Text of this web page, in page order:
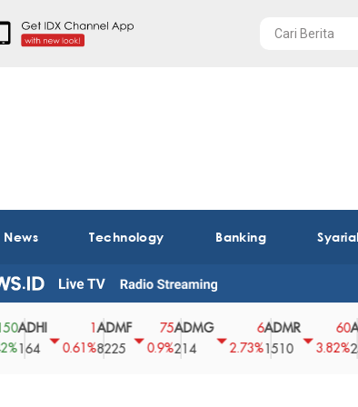
Technology Banking
0.61%
ADMF
8225
75
0.9%
ADMG
214
2.73%
ADMR
1510
60
3.82%
ADRO
2540